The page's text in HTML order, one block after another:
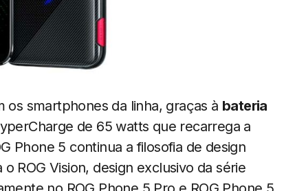
smartphones da linha, graças à bateria
de 65 watts que recarrega a
Phone 5 continua a filosofia de design
ROG Vision, design exclusivo da série